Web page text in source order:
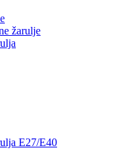
žarulje
E27/E40